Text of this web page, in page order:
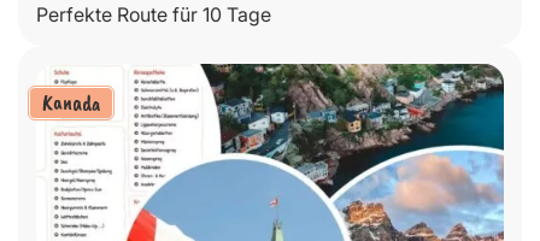
Perfekte Route für 10 Tage
Kanada